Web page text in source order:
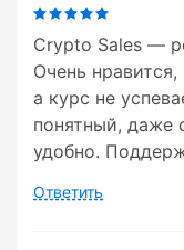
Crypto Sales —
Очень
а курс не
понятный, даже
удобно.
Ответить